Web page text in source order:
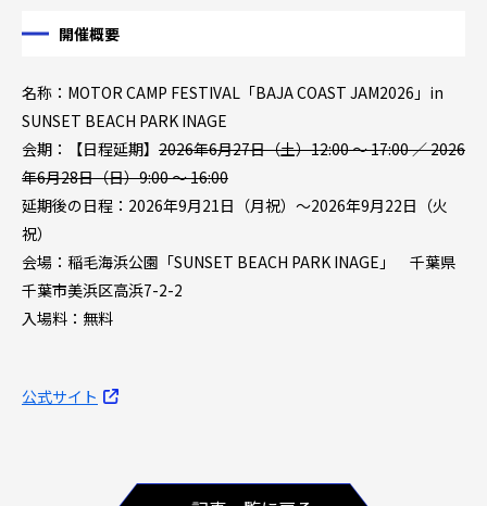
開催概要
名称：MOTOR CAMP FESTIVAL「BAJA COAST JAM2026」in
SUNSET BEACH PARK INAGE
会期：【日程延期】 2026年6月27日（土）12:00 〜 17:00 ／ 2026
年6月28日（日）9:00 〜 16:00
延期後の日程：2026年9月21日（月祝）～2026年9月22日（火
祝）
会場：稲毛海浜公園「SUNSET BEACH PARK INAGE」 千葉県
千葉市美浜区高浜7-2-2
入場料：無料
公式サイト